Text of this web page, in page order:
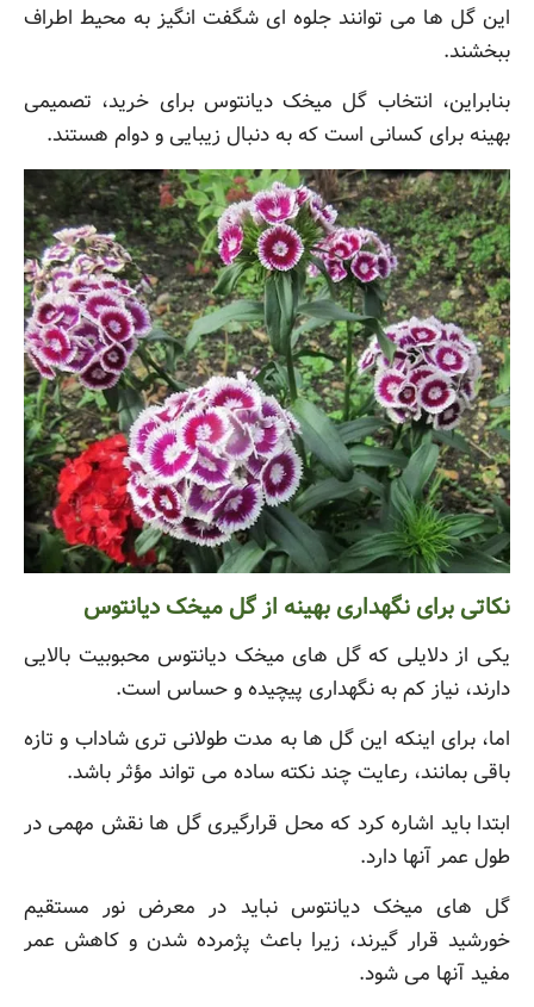
این گل ها می توانند جلوه ای شگفت انگیز به محیط اطراف
ببخشند.
بنابراین، انتخاب گل میخک دیانتوس برای خرید، تصمیمی
بهینه برای کسانی است که به دنبال زیبایی و دوام هستند.
نکاتی برای نگهداری بهینه از گل میخک دیانتوس
یکی از دلایلی که گل های میخک دیانتوس محبوبیت بالایی
دارند، نیاز کم به نگهداری پیچیده و حساس است.
اما، برای اینکه این گل ها به مدت طولانی تری شاداب و تازه
باقی بمانند، رعایت چند نکته ساده می تواند مؤثر باشد.
ابتدا باید اشاره کرد که محل قرارگیری گل ها نقش مهمی در
طول عمر آنها دارد.
گل های میخک دیانتوس نباید در معرض نور مستقیم
خورشید قرار گیرند، زیرا باعث پژمرده شدن و کاهش عمر
مفید آنها می شود.